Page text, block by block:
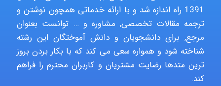
arman.m
Hasan haghparast
1391 راه اندازه شد و با ارائه خدماتی همچون نوشتن و
ترجمه مقالات تخصصی, مشاوره و … توانست بعنوان
مرجع, برای دانشجویان و دانش آموختگان این رشته
شناخته شود و همواره سعی می کند که با بکار بردن بروز
ترین متدها رضایت مشتریان و کاربران محترم را فراهم
کند.